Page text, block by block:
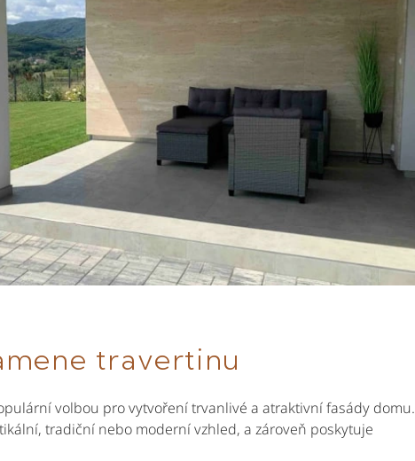
travertinu
volbou pro vytvoření trvanlivé a atraktivní fasády domu.
tradiční nebo moderní vzhled, a zároveň poskytuje